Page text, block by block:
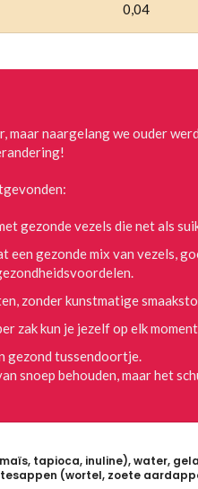
0,04
maar naargelang we ouder
gezonde vezels die net als
een gezonde mix van vezels,
zonder kunstmatige
zak kun je jezelf op elk
gezond tussendoortje.
snoep behouden, maar het
tapioca, inuline), water,
(wortel, zoete